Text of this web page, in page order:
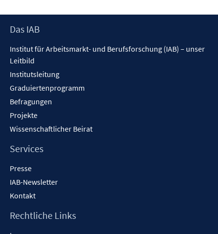
Footer
Das IAB
Institut für Arbeitsmarkt- und Berufsforschung (IAB) – unser
Leitbild
Institutsleitung
Graduiertenprogramm
Befragungen
Projekte
Wissenschaftlicher Beirat
Services
Presse
IAB-Newsletter
Kontakt
Rechtliche Links